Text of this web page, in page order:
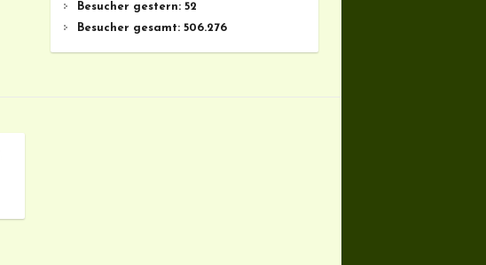
Besucher gestern: 52
Besucher gesamt: 506.276